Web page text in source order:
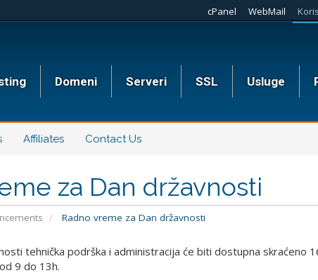
cPanel WebMail
Domeni Serveri SSL Usluge
Affiliates Contact Us
za Dan državnosti
Radno vreme za Dan državnosti
tehnička podrška i administracija će biti dostupna skraćeno
9 do 13h.